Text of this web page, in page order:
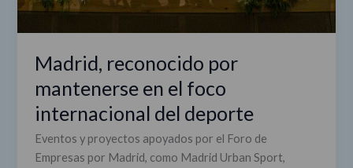
Madrid, reconocido por
mantenerse en el foco
internacional del deporte
Eventos y proyectos apoyados por el Foro de
Empresas por Madrid, como Madrid Urban Sport,